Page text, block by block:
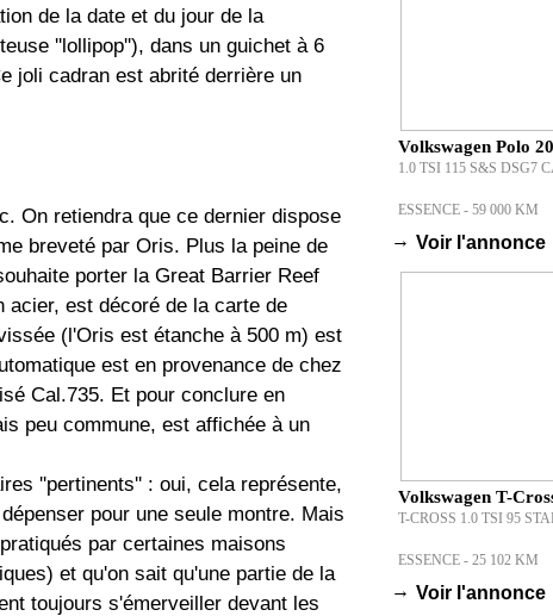
de la date et du jour de la
''lollipop''), dans un guichet à 6
joli cadran est abrité derrière un
On retiendra que ce dernier dispose
breveté par Oris. Plus la peine de
porter la Great Barrier Reef
acier, est décoré de la carte de
(l'Oris est étanche à 500 m) est
est en provenance de chez
Cal.735. Et pour conclure en
peu commune, est affichée à un
''pertinents'' : oui, cela représente,
pour une seule montre. Mais
par certaines maisons
et qu'on sait qu'une partie de la
toujours s'émerveiller devant les
Volkswagen Polo
1.0 TSI 115 S&S DSG7
ESSENCE - 59 000 KM
→ Voir l'annonce
Volkswagen T-
T-CROSS 1.0 TSI 95
ESSENCE - 25 102 KM
→ Voir l'annonce